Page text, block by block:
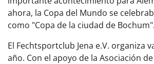
ahora, la Copa del Mundo se
como "Copa de la ciudad de Bochum".
El Fechtsportclub Jena e.V. organiza
año. Con el apoyo de la Asociación